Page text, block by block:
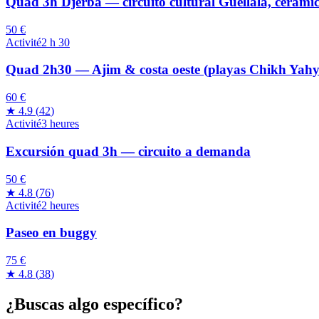
50 €
Activité2 h 30
Quad 2h30 — Ajim & costa oeste (playas Chikh
60 €
★ 4.9 (42)
Activité3 heures
Excursión quad 3h — circuito a demanda
50 €
★ 4.8 (76)
Activité2 heures
Paseo en buggy
75 €
★ 4.8 (38)
¿Buscas algo específico?